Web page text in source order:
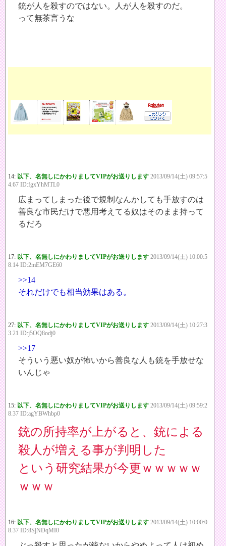
銃が人を殺すのではない。人が人を殺すのだ。
って無茶言うな
14: 以下、名無しにかわりましてVIPがお送りします 2013/09/14(土) 09:57:5
4.67 ID:fgxYhMTL0
広まってしまった後で規制なんかしても手放すのは
善良な市民だけで悪用考えてる奴はそのまま持って
るだろ
17: 以下、名無しにかわりましてVIPがお送りします 2013/09/14(土) 10:00:5
8.14 ID:2mEM7GE60
>>14
それだけでも相当効果はある。
27: 以下、名無しにかわりましてVIPがお送りします 2013/09/14(土) 10:27:3
3.21 ID:j5OQ8odj0
>>17
そういう悪い奴が怖いから善良な人も銃を手放せな
いんじゃ
15: 以下、名無しにかわりましてVIPがお送りします 2013/09/14(土) 09:59:2
8.37 ID:agYBWhbp0
銃の所持率が上がると、銃による
殺人が増える事が判明した
という研究結果が今更ｗｗｗｗｗ
ｗｗｗ
16: 以下、名無しにかわりましてVIPがお送りします 2013/09/14(土) 10:00:0
8.37 ID:8SjNDqMI0